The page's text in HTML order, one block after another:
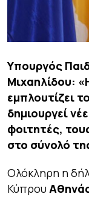
Υπουργός
Μιχαηλίδου:
εμπλουτίζει
δημιουργεί
φοιτητές,
στο σύνολό
Ολόκληρη η
Κύπρου